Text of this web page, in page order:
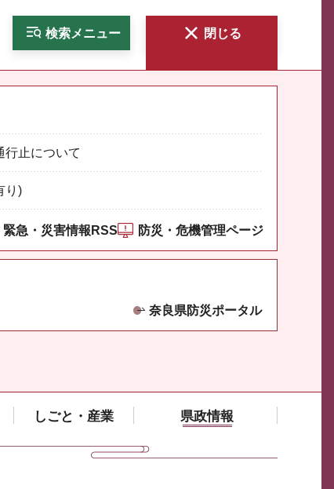
検索メニュー 閉じる
行止について
り)
緊急・災害情報RSS 防災・危機管理ページ
奈良県防災ポータル
しごと・産業 県政情報